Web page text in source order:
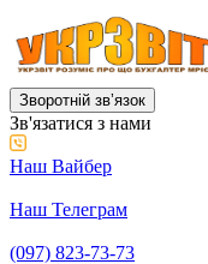
Зворотній звʼязок
Зв'язатися з нами
Наш Вайбер
Наш Телеграм
(097) 823-73-73